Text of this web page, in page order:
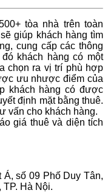
tòa nhà trên toàn
giúp khách hàng tìm
cung cấp các thông
khách hàng có một
chọn ra vị trí phù hợp
ưu nhược điểm của
khách hàng có được
định mặt bằng thuê.
vấn cho khách hàng.
giá thuê và diện tích
Á, số 09 Phố Duy Tân,
TP. Hà Nội.